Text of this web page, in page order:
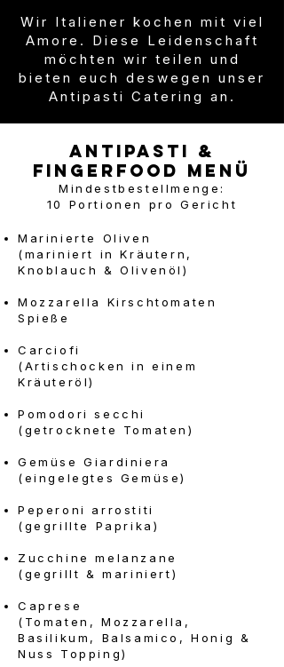
Wir Italiener kochen mit viel
Amore. Diese Leidenschaft
möchten wir teilen und
bieten euch deswegen unser
Antipasti Catering an.
Antipasti &
Fingerfood Menü
Mindestbestellmenge:
10 Portionen pro Gericht
Marinierte Oliven
(mariniert in Kräutern,
Knoblauch & Olivenöl)
Mozzarella Kirschtomaten
Spieße​
Carciofi
(Artischocken in einem
Kräuteröl)
Pomodori secchi
(getrocknete Tomaten)
Gemüse Giardiniera
(eingelegtes Gemüse)​​
Peperoni arrostiti
(gegrillte Paprika)
Zucchine melanzane
(gegrillt & mariniert)​
Caprese
(Tomaten, Mozzarella,
Basilikum, Balsamico, Honig &
Nuss Topping)